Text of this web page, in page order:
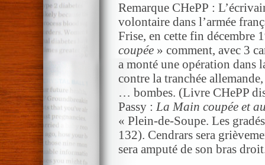
Remarque CHePP :
volontaire dans l’armée
Frise, en cette fin décembre
coupée » comment, avec 3
a monté une opération dans
contre la tranchée
… bombes. (Livre CHePP
Passy : La Main coupée et
« Plein-de-Soupe. Les
132). Cendrars sera
sera amputé de son bras